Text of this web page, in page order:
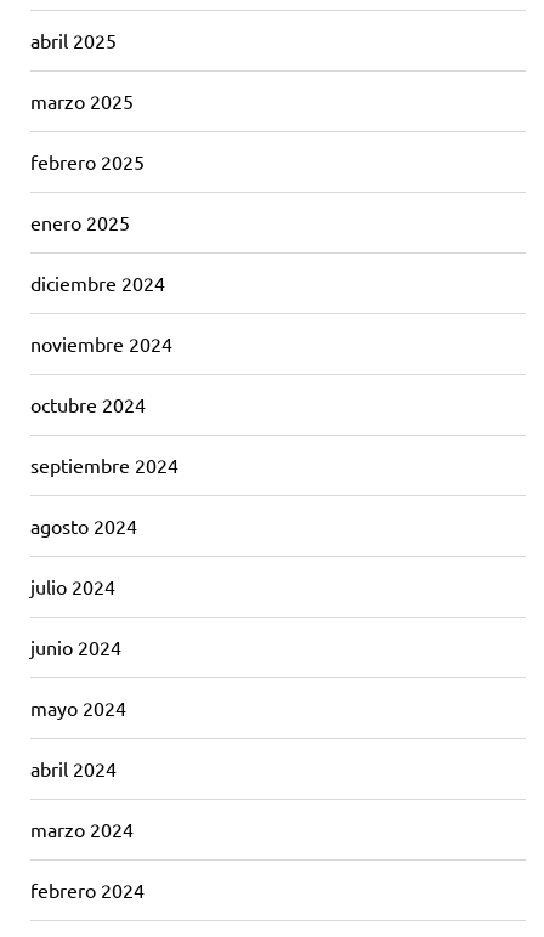
abril 2025
marzo 2025
febrero 2025
enero 2025
diciembre 2024
noviembre 2024
octubre 2024
septiembre 2024
agosto 2024
julio 2024
junio 2024
mayo 2024
abril 2024
marzo 2024
febrero 2024